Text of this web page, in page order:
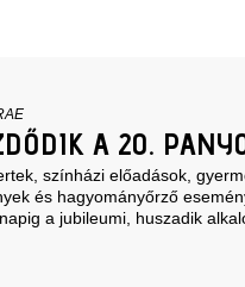
A 20.
színházi előadások,
és hagyományőrző
a jubileumi, huszadik